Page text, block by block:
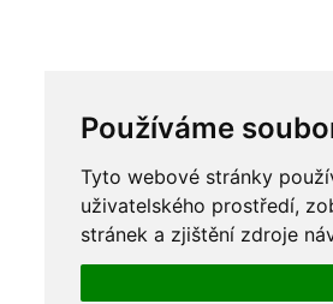
Používáme
Tyto webové stránky
uživatelského prostředí,
stránek a zjištění zdroje